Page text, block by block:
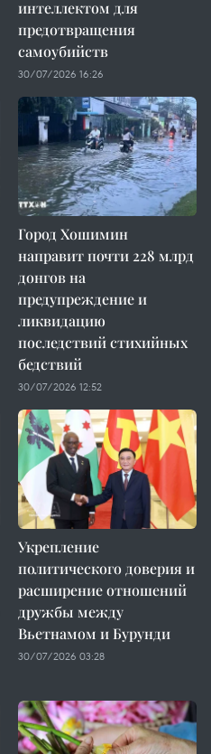
интеллектом для
предотвращения
самоубийств
30/07/2026 16:26
Город Хошимин
направит почти 228 млрд
донгов на
предупреждение и
ликвидацию
последствий стихийных
бедствий
30/07/2026 12:52
Укрепление
политического доверия и
расширение отношений
дружбы между
Вьетнамом и Бурунди
30/07/2026 03:28